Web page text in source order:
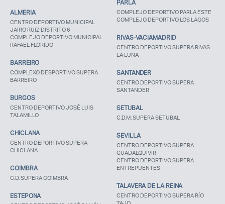
ALMERIA
CENTRO DEPORTIVO MUNICIPAL
JAIRO RUIZ-DISTRITO 6
COMPLEJO DEPORTIVO MUNICIPAL
RAFAEL FLORIDO
BARREIRO
COMPLEXO DESPORTIVO SUPERA
BARREIRO
BURGOS
CENTRO DEPORTIVO JOSÉ LUIS
TALAMILLO
CHICLANA
CENTRO DEPORTIVO SUPERA
CHICLANA
COIMBRA
C.D. SUPERA COIMBRA
ESTEPONA
PARLA
COMPLEJO DEPORTIVO PARLA ESTE
COMPLEJO DEPORTIVO LOS LAGOS
RIVAS-VACIAMADRID
CENTRO DEPORTIVO SUPERA RIVAS
LA LUNA
SANTANDER
CENTRO DEPORTIVO SUPERA
SANTANDER
SETUBAL
C.D.M. SUPERA SETUBAL
SEVILLA
CENTRO DEPORTIVO SUPERA
GUADALQUIVIR
CENTRO DEPORTIVO SUPERA
ENTREPUENTES
TALAVERA DE LA REINA
CENTRO DEPORTIVO SUPERA RÍO